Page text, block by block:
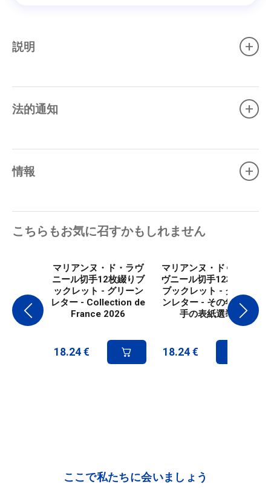
説明 +
法的通知 +
情報 +
こちらもお気に召すかもしれません
マリアンヌ・ド・ラヴ
ニール切手12枚綴りブ
ックレット - グリーン
レター - Collection de
France 2026
18.24 €
マリアンヌ・ドゥ・ラ
ヴニール切手12枚綴り
ブックレット - グリー
ンレター - その年の切
手の表紙選挙
18.24 €
ここで私たちに会いましょう